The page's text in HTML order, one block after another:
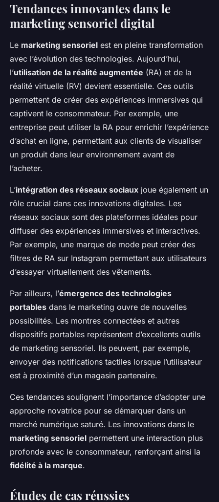
Tendances innovantes dans le
marketing sensoriel digital
Le marketing sensoriel est en pleine transformation
avec l’évolution des technologies. Aujourd’hui,
l’utilisation de la réalité augmentée (RA) et de la
réalité virtuelle (RV) devient essentielle. Ces outils
permettent de créer des expériences immersives qui
captivent le consommateur. Par exemple, une
entreprise peut utiliser la RA pour enrichir l’expérience
d’achat en ligne, permettant aux clients de visualiser
un produit dans leur environnement avant de
l’acheter.
L’intégration des réseaux sociaux joue également un
rôle crucial dans ces innovations digitales. Les
réseaux sociaux sont des plateformes idéales pour
diffuser des expériences immersives et interactives.
Par exemple, une marque de mode peut créer des
filtres de RA sur Instagram permettant aux utilisateurs
d’essayer virtuellement des vêtements.
Par ailleurs, l’émergence des technologies
portables dans le marketing ouvre de nouvelles
possibilités. Les montres connectées et autres
dispositifs portables représentent d’excellents outils
de marketing sensoriel. Ils peuvent, par exemple,
envoyer des notifications tactiles lorsque l’utilisateur
est à proximité d’un magasin partenaire.
Ces tendances soulignent l’importance d’adopter une
approche novatrice pour se démarquer dans un
marché numérique saturé. Les innovations dans le
marketing sensoriel permettent une interaction plus
profonde avec le consommateur, renforçant ainsi la
fidélité à la marque.
Études de cas réussies